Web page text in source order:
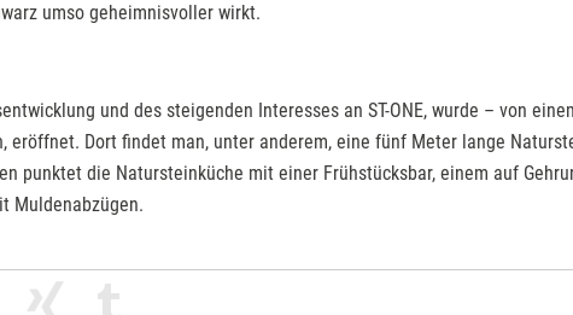
umso geheimnisvoller wirkt.
und des steigenden Interesses an ST-ONE, wurde – von
eröffnet. Dort findet man, unter anderem, eine fünf Meter lange
punktet die Natursteinküche mit einer Frühstücksbar, einem auf
Muldenabzügen.